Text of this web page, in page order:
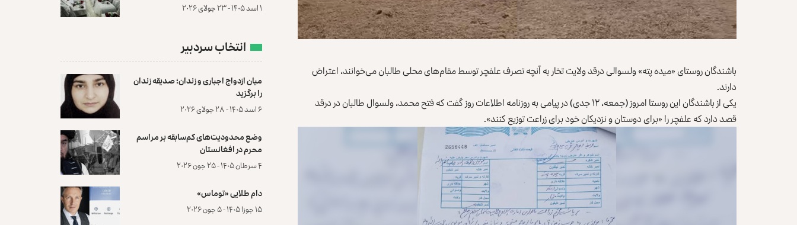
باشندگان روستای «میده‌ پته» ولسوالی درقد ولایت تخار به آنچه تصرف علفچر توسط مقام‌های محلی طالبان می‌خوانند، اعتراض
دارند.
یکی از باشندگان این روستا امروز (جمعه، ۱۲ جدی) در پیامی به روزنامه اطلاعات روز گفت که فتح محمد، ولسوال طالبان در درقد
قصد دارد که علفچر را «برای دوستان و نزدیکان خود برای زراعت توزیع کنند».
۱ اسد ۱۴۰۵ - ۲۳ جولای ۲۰۲۶
انتخاب سردبیر
میان ازدواج اجباری و زندان؛ صدیقه زندان
را برگزید
۶ اسد ۱۴۰۵ - ۲۸ جولای ۲۰۲۶
وضع محدودیت‌های کم‌سابقه بر مراسم
محرم در افغانستان
۴ سرطان ۱۴۰۵ - ۲۵ جون ۲۰۲۶
دام طلایی «توماس»
۱۵ جوزا ۱۴۰۵ - ۵ جون ۲۰۲۶